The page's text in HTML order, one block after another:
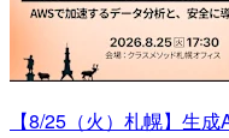
【8/25（火）札幌】生